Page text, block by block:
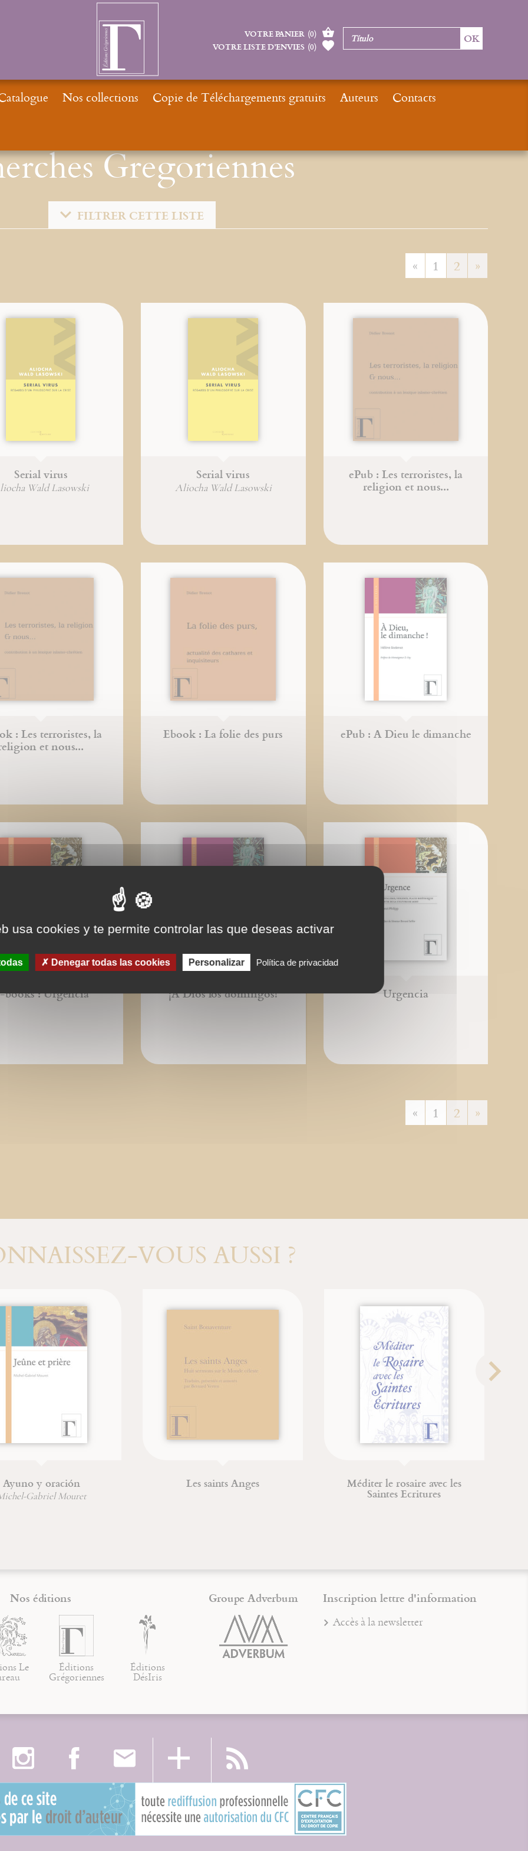
Gregoriennes
FILTRER CETTE LISTE
« 1 2 »
Serial virus
Wald Lasowski
Serial virus
Aliocha Wald Lasowski
ePub : Les terroristes, la
religion et nous...
: Les terroristes, la
et nous...
Ebook : La folie des purs ePub : A Dieu le dimanche
books : Urgencia ¡A Dios los domingos! Urgencia
« 1 2 »
VOUS AUSSI ?
L'acoustique cistercienne et Sainte Marie-Madeleine Reflexiones sobre el
Nos éditions
Le Éditions
Grégoriennes
Éditions
DésIris
Groupe Adverbum Inscription lettre d'information
Accès à la newsletter
VOTRE PANIER (0)
VOTRE LISTE D’ENVIES (0)
Nos collections Copie de Téléchargements gratuits Auteurs Contacts
usa cookies y te permite controlar las que deseas activar
Denegar todas las cookies Personalizar Política de privacidad